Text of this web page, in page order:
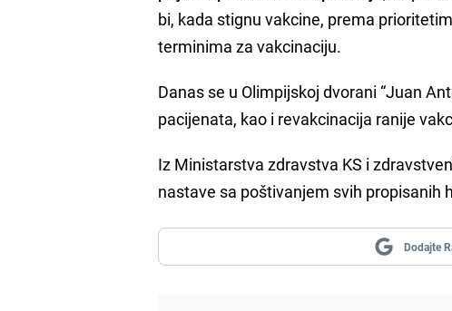
bi, kada stignu vakcine, prema
terminima za vakcinaciju.
Danas se u Olimpijskoj dvorani “Juan
pacijenata, kao i revakcinacija ranije
Iz Ministarstva zdravstva KS i
nastave sa poštivanjem svih propisanih
Dodajte